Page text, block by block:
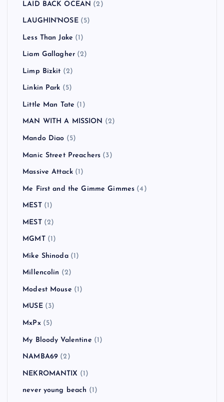
LAID BACK OCEAN (2)
LAUGHIN'NOSE(5)
Less Than Jake (1)
Liam Gallagher (2)
Limp Bizkit (2)
Linkin Park (5)
Little Man Tate (1)
MAN WITH A MISSION (2)
Mando Diao (5)
Manic Street Preachers (3)
Massive Attack (1)
Me First and the Gimme Gimmes (4)
MEST(1)
MEST(2)
MGMT(1)
Mike Shinoda(1)
Millencolin (2)
Modest Mouse (1)
MUSE(3)
MxPx(5)
My Bloody Valentine (1)
NAMBA69 (2)
NEKROMANTIX (1)
never young beach (1)